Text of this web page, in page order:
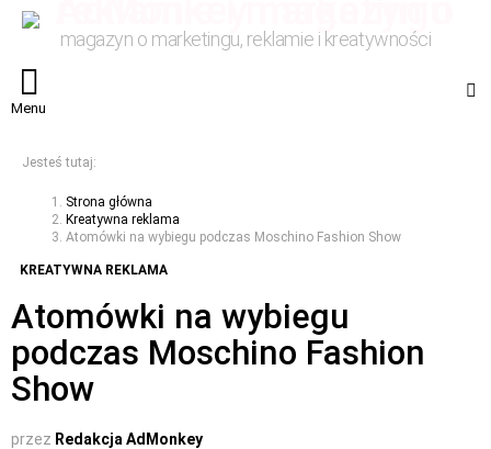
magazyn o marketingu, reklamie i kreatywności
Menu
Jesteś tutaj:
Strona główna
Kreatywna reklama
Atomówki na wybiegu podczas Moschino Fashion Show
KREATYWNA REKLAMA
Atomówki na wybiegu
podczas Moschino Fashion
Show
przez Redakcja AdMonkey